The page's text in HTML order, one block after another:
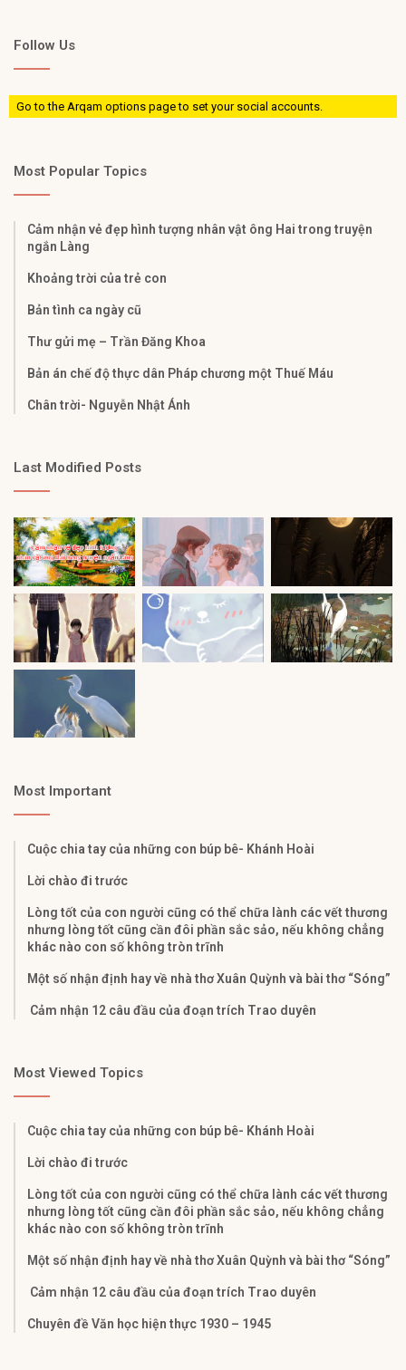
Follow Us
Go to the Arqam options page to set your social accounts.
Most Popular Topics
Cảm nhận vẻ đẹp hình tượng nhân vật ông Hai trong truyện
ngắn Làng
Khoảng trời của trẻ con
Bản tình ca ngày cũ
Thư gửi mẹ – Trần Đăng Khoa
Bản án chế độ thực dân Pháp chương một Thuế Máu
Chân trời- Nguyễn Nhật Ánh
Last Modified Posts
Most Important
Cuộc chia tay của những con búp bê- Khánh Hoài
Lời chào đi trước
Lòng tốt của con người cũng có thể chữa lành các vết thương
nhưng lòng tốt cũng cần đôi phần sắc sảo, nếu không chẳng
khác nào con số không tròn trĩnh
Một số nhận định hay về nhà thơ Xuân Quỳnh và bài thơ “Sóng”
Cảm nhận 12 câu đầu của đoạn trích Trao duyên
Most Viewed Topics
Cuộc chia tay của những con búp bê- Khánh Hoài
Lời chào đi trước
Lòng tốt của con người cũng có thể chữa lành các vết thương
nhưng lòng tốt cũng cần đôi phần sắc sảo, nếu không chẳng
khác nào con số không tròn trĩnh
Một số nhận định hay về nhà thơ Xuân Quỳnh và bài thơ “Sóng”
Cảm nhận 12 câu đầu của đoạn trích Trao duyên
Chuyên đề Văn học hiện thực 1930 – 1945